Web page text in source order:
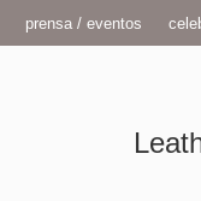
prensa / eventos